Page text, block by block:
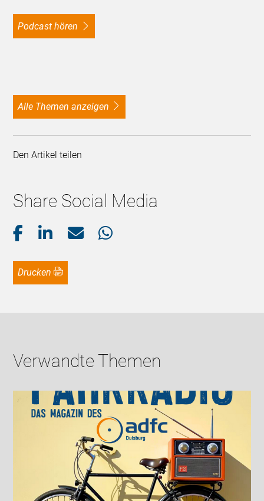
Podcast hören
alle Themen anzeigen
Den Artikel teilen
Share Social Media
Drucken
Verwandte Themen